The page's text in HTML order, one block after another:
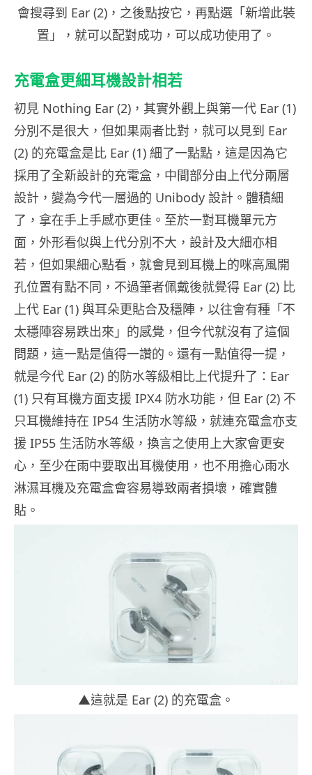
會搜尋到 Ear (2)，之後點按它，再點選「新增此裝
置」，就可以配對成功，可以成功使用了。
充電盒更細耳機設計相若
初見 Nothing Ear (2)，其實外觀上與第一代 Ear (1)
分別不是很大，但如果兩者比對，就可以見到 Ear
(2) 的充電盒是比 Ear (1) 細了一點點，這是因為它
採用了全新設計的充電盒，中間部分由上代分兩層
設計，變為今代一層過的 Unibody 設計。體積細
了，拿在手上手感亦更佳。至於一對耳機單元方
面，外形看似與上代分別不大，設計及大細亦相
若，但如果細心點看，就會見到耳機上的咪高風開
孔位置有點不同，不過筆者佩戴後就覺得 Ear (2) 比
上代 Ear (1) 與耳朵更貼合及穩陣，以往會有種「不
太穩陣容易跌出來」的感覺，但今代就沒有了這個
問題，這一點是值得一讚的。還有一點值得一提，
就是今代 Ear (2) 的防水等級相比上代提升了：Ear
(1) 只有耳機方面支援 IPX4 防水功能，但 Ear (2) 不
只耳機維持在 IP54 生活防水等級，就連充電盒亦支
援 IP55 生活防水等級，換言之使用上大家會更安
心，至少在雨中要取出耳機使用，也不用擔心雨水
淋濕耳機及充電盒會容易導致兩者損壞，確實體
貼。
▲這就是 Ear (2) 的充電盒。